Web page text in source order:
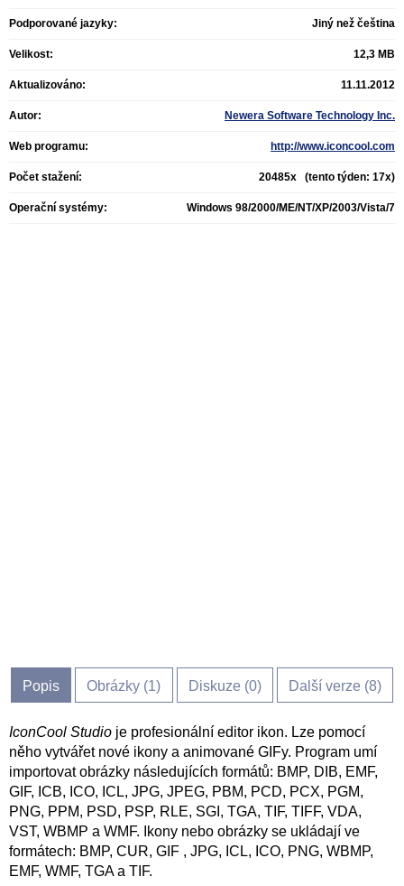
Podporované jazyky: Jiný než čeština
Velikost: 12,3 MB
Aktualizováno: 11.11.2012
Autor: Newera Software Technology Inc.
Web programu: http://www.iconcool.com
Počet stažení: 20485x (tento týden: 17x)
Operační systémy: Windows 98/2000/ME/NT/XP/2003/Vista/7
Popis Obrázky (1) Diskuze (0) Další verze (8)
IconCool Studio je profesionální editor ikon. Lze pomocí
něho vytvářet nové ikony a animované GIFy. Program umí
importovat obrázky následujících formátů: BMP, DIB, EMF,
GIF, ICB, ICO, ICL, JPG, JPEG, PBM, PCD, PCX, PGM,
PNG, PPM, PSD, PSP, RLE, SGI, TGA, TIF, TIFF, VDA,
VST, WBMP a WMF. Ikony nebo obrázky se ukládají ve
formátech: BMP, CUR, GIF , JPG, ICL, ICO, PNG, WBMP,
EMF, WMF, TGA a TIF.